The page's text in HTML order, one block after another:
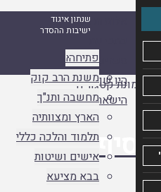
כתבי עת
ספרים
היו שותפים
הישארו מעודכנים
שנתון איגוד
ישיבות ההסדר
אסיף א
אסיף ב
אסיף ג
פתיחה
משנת הרב קוק
מחשבה ותנ"ך
הארץ ומצוותיה
תלמוד והלכה כללי
אישים ושיטות
בבא מציעא